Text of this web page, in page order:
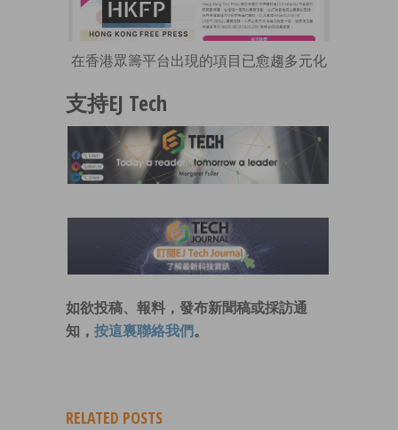
在香港眾籌平台出現的項目已愈趨多元化
支持EJ Tech
如欲投稿、報料，發布新聞稿或採訪通
知， 按這裏聯絡我們。
RELATED POSTS